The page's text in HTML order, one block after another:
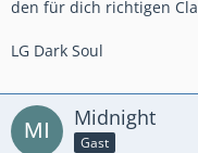
den für dich richtigen
LG Dark Soul
Midnight
Gast